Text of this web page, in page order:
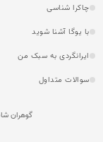
چاکرا شناسی
با یوگا آشنا شوید
ایرانگردی به سبک من
سوالات متداول
گوهران